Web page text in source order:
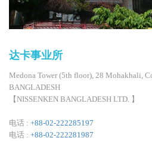
达卡事业所
Medona Tower (5th floor), 28 Mohakhali,
BANGLADESH
【NISSENKEN BANGLADESH LTD. 】
电话 : +88-02-222285197
电话 : +88-02-222281987